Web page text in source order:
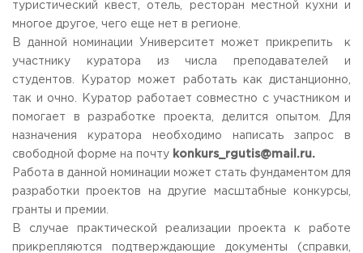
туристический квест, отель, ресторан местной кухни и
многое другое, чего еще нет в регионе.
В данной номинации Университет может прикрепить к
участнику куратора из числа преподавателей и
студентов. Куратор может работать как дистанционно,
так и очно. Куратор работает совместно с участником и
помогает в разработке проекта, делится опытом. Для
назначения куратора необходимо написать запрос в
свободной форме на почту konkurs_ rgutis@mail .ru.
Работа в данной номинации может стать фундаментом для
разработки проектов на другие масштабные конкурсы,
гранты и премии.
В случае практической реализации проекта к работе
прикрепляются подтверждающие документы (справки,